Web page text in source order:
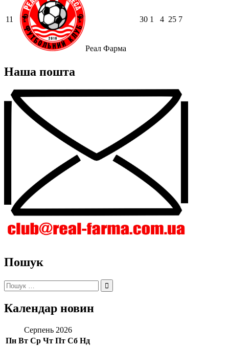
11
Реал Фарма
30 1 4 25 7
Наша пошта
Пошук
Пошук:
Календар новин
Серпень 2026
Пн Вт Ср Чт Пт Сб Нд